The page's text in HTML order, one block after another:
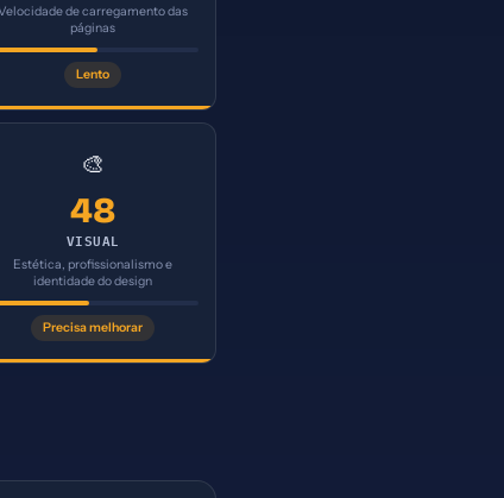
de carregamento das
páginas
Lento
🎨
48
VISUAL
Estética, profissionalismo e
identidade do design
Precisa melhorar